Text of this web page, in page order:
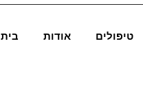
בית אודות טיפולים